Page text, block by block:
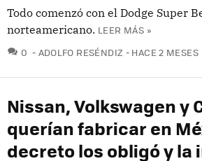
Todo comenzó con el Dodge Super
norteamericano. LEER MÁS »
0 COMENTARIOS
ADOLFO RESÉNDIZ HACE 2 MESES
Nissan, Volkswagen y
querían fabricar en
decreto los obligó y la